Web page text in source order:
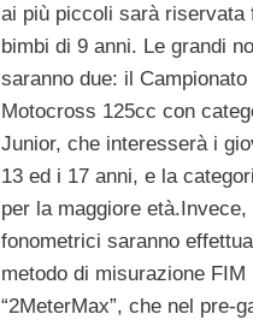
ai più piccoli sarà riservata
bimbi di 9 anni. Le grandi
saranno due: il Campionato
Motocross 125cc con
Junior, che interesserà i
13 ed i 17 anni, e la
per la maggiore
fonometrici saranno
metodo di misurazione FIM
“2MeterMax”, che nel pre-